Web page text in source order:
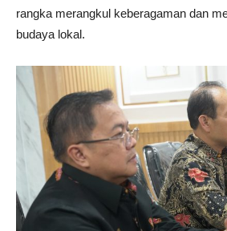
rangka merangkul keberagaman dan
budaya lokal.